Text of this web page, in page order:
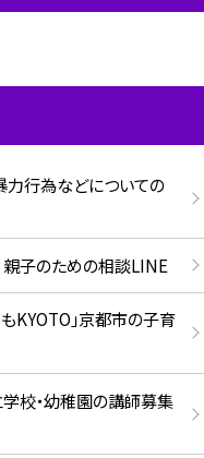
力行為などについての
子のための相談LINE
KYOTO」京都市の子育
校・幼稚園の講師募集